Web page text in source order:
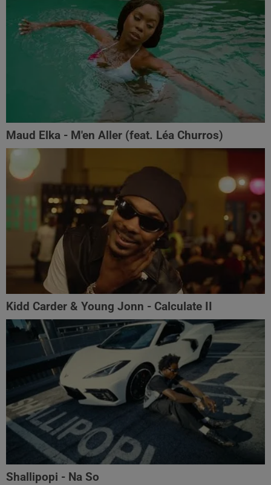
Maud Elka - M'en Aller (feat. Léa Churros)
Kidd Carder & Young Jonn - Calculate II
Shallipopi - Na So